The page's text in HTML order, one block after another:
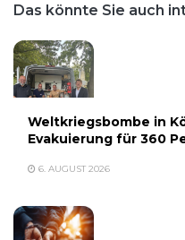
Das könnte Sie auch
Weltkriegsbombe in
Evakuierung für 360
6. AUGUST 2026